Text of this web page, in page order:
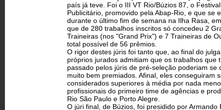
país já teve. Foi o III VT Rio/Búzios 87, o
Publicitário, promovido pela Abap-Rio, e que se
durante o último fim de semana na Ilha Rasa,
que de 280 trabalhos inscritos só concedeu 2
Traineiras (nos "Grand Prix") e 7 Traineiras de
total possível de 56 prêmios.
O rigor destes júris foi tanto que, ao final do
próprios jurados admitiam que os trabalhos que
passado pelos júris de pré-seleção poderiam se
muito bem premiados. Afinal, eles conseguiram
considerados superiores à média por nada
profissionais do primeiro time de agências e
Rio São Paulo e Porto Alegre.
O júri final, de Búzios, foi presidido por Armando